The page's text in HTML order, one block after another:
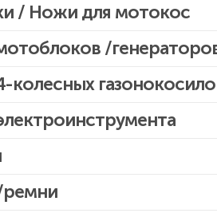
триммеров
/ Ножи для мотокос
/
колесных
для шуруповертов